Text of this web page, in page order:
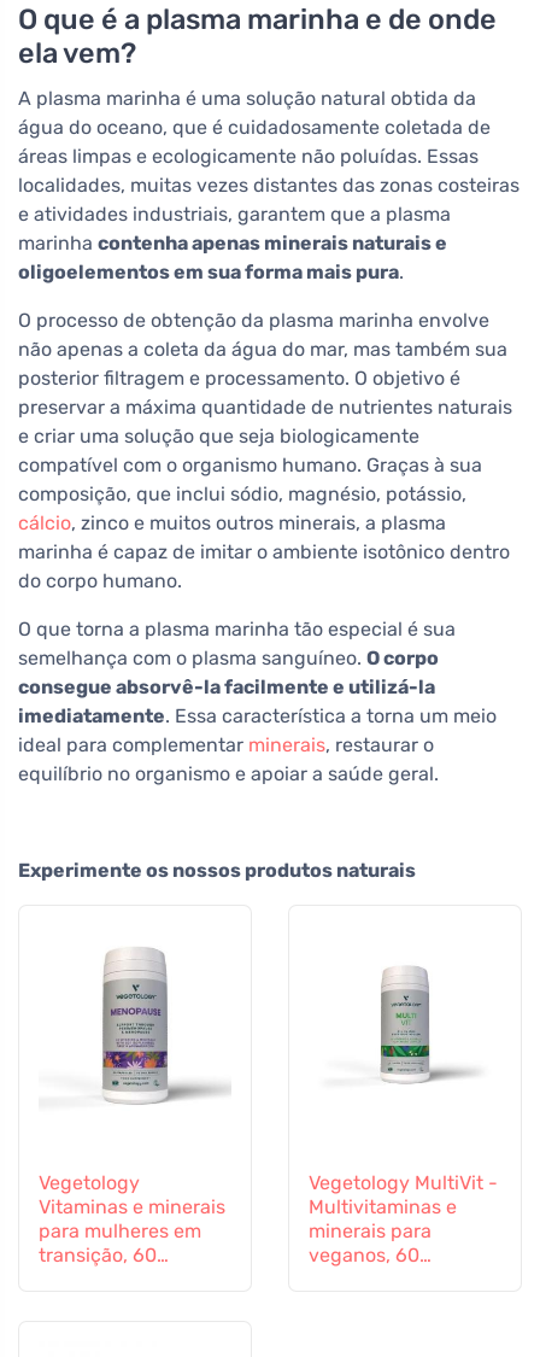
O que é a plasma marinha e de onde
ela vem?
A plasma marinha é uma solução natural obtida da
água do oceano, que é cuidadosamente coletada de
áreas limpas e ecologicamente não poluídas. Essas
localidades, muitas vezes distantes das zonas costeiras
e atividades industriais, garantem que a plasma
marinha contenha apenas minerais naturais e
oligoelementos em sua forma mais pura.
O processo de obtenção da plasma marinha envolve
não apenas a coleta da água do mar, mas também sua
posterior filtragem e processamento. O objetivo é
preservar a máxima quantidade de nutrientes naturais
e criar uma solução que seja biologicamente
compatível com o organismo humano. Graças à sua
composição, que inclui sódio, magnésio, potássio,
cálcio, zinco e muitos outros minerais, a plasma
marinha é capaz de imitar o ambiente isotônico dentro
do corpo humano.
O que torna a plasma marinha tão especial é sua
semelhança com o plasma sanguíneo. O corpo
consegue absorvê-la facilmente e utilizá-la
imediatamente. Essa característica a torna um meio
ideal para complementar minerais, restaurar o
equilíbrio no organismo e apoiar a saúde geral.
Experimente os nossos produtos naturais
Vegetology
Vitaminas e minerais
para mulheres em
transição, 60
Vegetology MultiVit -
Multivitaminas e
minerais para
veganos, 60